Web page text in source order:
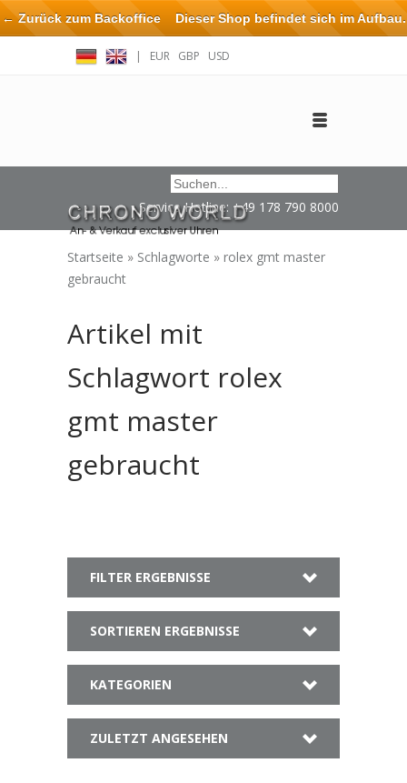
| EUR GBP USD
Service Hotline: +49 178 790 8000
Startseite » Schlagworte » rolex gmt master
gebraucht
Artikel mit
Schlagwort rolex
gmt master
gebraucht
FILTER ERGEBNISSE
SORTIEREN ERGEBNISSE
KATEGORIEN
ZULETZT ANGESEHEN
← Zurück zum BackofficeDieser Shop befindet sich im Aufbau.
Eventuell können nicht alle Bestellungen eingehalten oder erfüllt